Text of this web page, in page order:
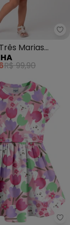
Infantil
Marias
R$ 99,90
Menina